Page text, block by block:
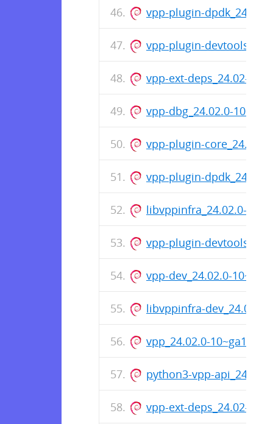
vpp-plugin-
vpp-plugin-
vpp-ext-deps_24.02-
vpp-dbg_24.02.0-
vpp-plugin-
vpp-plugin-
libvppinfra_24.02.0-
vpp-plugin-
vpp-dev_24.02.0-
libvppinfra-dev_24.02.0-
vpp_24.02.0-
python3-vpp-
vpp-ext-deps_24.02-